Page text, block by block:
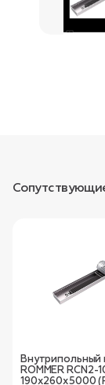
Внутрипольный
ROMMER RCN2-
190х260х5000